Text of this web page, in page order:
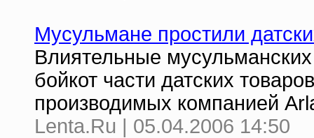
Мусульмане простили
Влиятельные
бойкот части датских
производимых компанией
Lenta.Ru | 05.04.2006 14:50